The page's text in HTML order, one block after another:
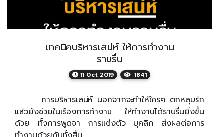
เทคนิคบริหารเสน่ห์ ให้การทำงาน
ราบรื่น
11 Oct 2019 1841
การบริหารเสน่ห์ นอกจากจะทำให้ใครๆ ตกหลุมรัก
แล้วยังช่วยในเรื่องการทำงาน ให้ทำงานได้ราบรื่นยิ่งขึ้น
ด้วย ทั้งการพูดจา การแต่งตัว บุคลิก ส่งผลต่อการ